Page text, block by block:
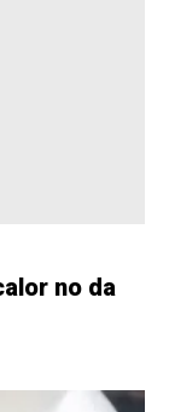
no da